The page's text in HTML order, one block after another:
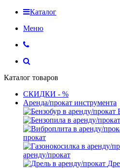
Каталог
Меню
Каталог товаров
СКИДКИ - %
Аренда/прокат инструмента
прокат
аренду/прокат